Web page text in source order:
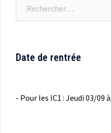
Date de rentrée
- Pour les IC1 : Jeudi 03/09